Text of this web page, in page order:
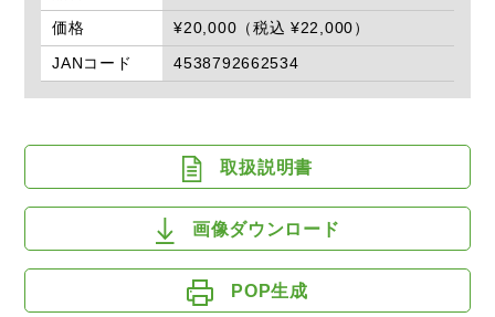
価格
¥20,000（税込 ¥22,000）
JANコード
4538792662534
取扱説明書
画像ダウンロード
POP生成